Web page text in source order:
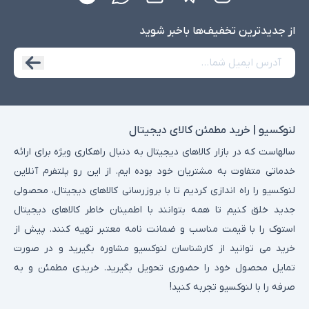
هستند.
شده‌اند که به دنبال لپ ‌تاپی مقاوم و با عمری طولانی هستند. این لپ
‌تاپ ‌ها از بدنه‌ی مقاومی برخوردارند که آن ها را در برابر ضربه و فشار
سنگین مناسب هستند.
سری ExpertBook:
لپ ‌تاپ ‌های ExpertBook برای استفاده در محیط‌
های حرفه ‌ای و کاری طراحی شده‌اند. این لپ ‌تاپ ‌ها دارای طراحی
مینیمال و مشخصات فنی مناسب برای انجام کارهای اداری، جلسات
آنلاین و ارائه ‌ها هستند. این لپ تاپ ها معمولاً دارای قابلیت ‌های
امنیتی پیشرفته ‌ای نیز هستند.
سری Chromebook:
این لپ تاپ ها دارای سیستم عامل اختصاصی
کروم (Chrome OS) هستند. این لپ تاپ ها سبک و برای انجام کارهای
روزمره، وب‌گردی و استفاده از سرویس ‌های گوگل طراحی شده اند. کروم‌
از جدید‌ترین تخفیف‌ها با‌خبر شوید
لنوکسیو | خرید مطمئن کالای دیجیتال
سالهاست که در بازار کالاهای دیجیتال به دنبال راهکاری ویژه برای ارائه
خدماتی متفاوت به مشتریان خود بوده ایم. از این رو پلتفرم آنلاین
لنوکسیو را راه اندازی کردیم تا با بروزرسانی کالاهای دیجیتال، محصولی
جدید خلق کنیم تا همه بتوانند با اطمینان خاطر کالاهای دیجیتال
استوک را با قیمت مناسب و ضمانت نامه معتبر تهیه کنند. پیش از
خرید می توانید از کارشناسان لنوکسیو مشاوره بگیرید و در صورت
تمایل محصول خود را حضوری تحویل بگیرید. خریدی مطمئن و به
صرفه را با لنوکسیو تجربه کنید!